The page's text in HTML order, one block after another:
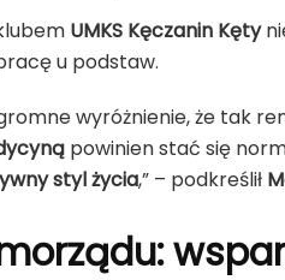
UMKS Kęczanin Kęty
u podstaw.
wyróżnienie, że tak
powinien stać się
styl życia,” – podkreślił